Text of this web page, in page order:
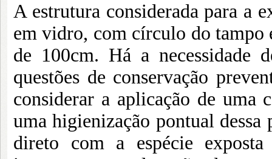
A estrutura considerada para a
em vidro, com círculo do tampo
de 100cm. Há a necessidade
questões de conservação
considerar a aplicação de uma
uma higienização pontual
direto com a espécie